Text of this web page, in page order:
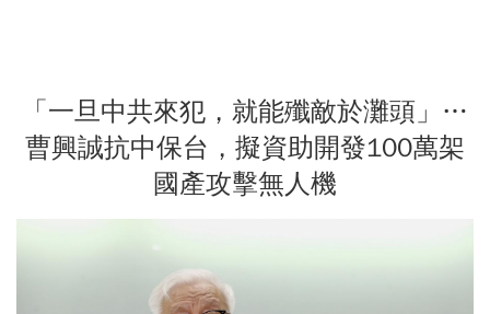
「一旦中共來犯，就能殲敵於灘頭」…
曹興誠抗中保台，擬資助開發100萬架
國產攻擊無人機